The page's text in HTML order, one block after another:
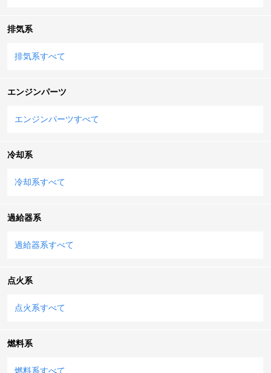
排気系
排気系すべて
エンジンパーツ
エンジンパーツすべて
冷却系
冷却系すべて
過給器系
過給器系すべて
点火系
点火系すべて
燃料系
燃料系すべて